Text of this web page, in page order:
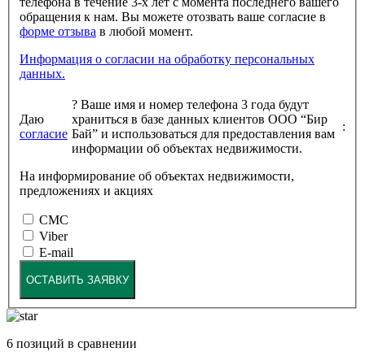
обращения к нам. Вы можете отозвать ваше согласие в
форме отзыва
в любой момент.
Информация о согласии на обработку персональных
данных.
Даю
согласие
? Ваше имя и номер телефона 3 года будут
храниться в базе данных клиентов ООО “Бир
Бай” и использоваться для предоставления вам
информации об объектах недвижимости.
:
На информирование об объектах недвижимости,
предложениях и акциях
СМС
Viber
E-mail
ОСТАВИТЬ ЗАЯВКУ
6 позиций в сравнении